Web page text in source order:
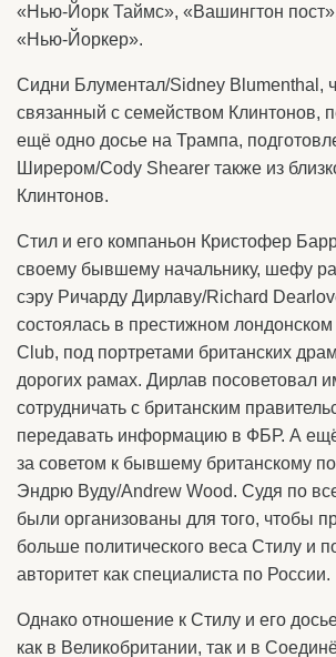
«Нью-Йорк Таймс», «Вашингтон
«Нью-Йоркер».
Сидни Блументал/Sidney Blumenthal,
связанный с семейством Клинтонов,
ещё одно досье на Трампа,
Ширером/Cody Shearer также из
Клинтонов.
Стил и его компаньон Кристофер
своему бывшему начальнику, шефу
сэру Ричарду Дирлаву/Richard
состоялась в престижном
Club, под портретами британских
дорогих рамах. Дирлав посоветовал
сотрудничать с британским
передавать информацию в ФБР. А
за советом к бывшему британскому
Эндрю Вуду/Andrew Wood. Судя по
были организованы для того, чтобы
больше политического веса Стилу и
авторитет как специалиста по России.
Однако отношение к Стилу и его
как в Великобритании, так и в